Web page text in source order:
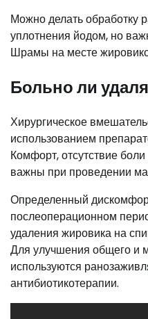
Можно делать обработку
уплотнения йодом, но
Шрамы на месте
Больно ли
Хирургическое
использованием
Комфорт, отсутствие
важны при проведении
Определенный
послеоперационном
удаления жировика на
Для улучшения общего и
используются
антибиотикотерапии.